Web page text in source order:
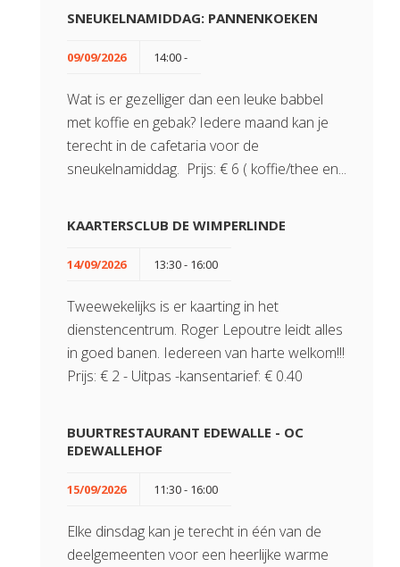
SNEUKELNAMIDDAG: PANNENKOEKEN
09/09/2026 14:00 -
Wat is er gezelliger dan een leuke babbel
met koffie en gebak? Iedere maand kan je
terecht in de cafetaria voor de
sneukelnamiddag. Prijs: € 6 ( koffie/thee en...
KAARTERSCLUB DE WIMPERLINDE
14/09/2026 13:30 - 16:00
Tweewekelijks is er kaarting in het
dienstencentrum. Roger Lepoutre leidt alles
in goed banen. Iedereen van harte welkom!!!
Prijs: € 2 - Uitpas -kansentarief: € 0.40
BUURTRESTAURANT EDEWALLE - OC
EDEWALLEHOF
15/09/2026 11:30 - 16:00
Elke dinsdag kan je terecht in één van de
deelgemeenten voor een heerlijke warme